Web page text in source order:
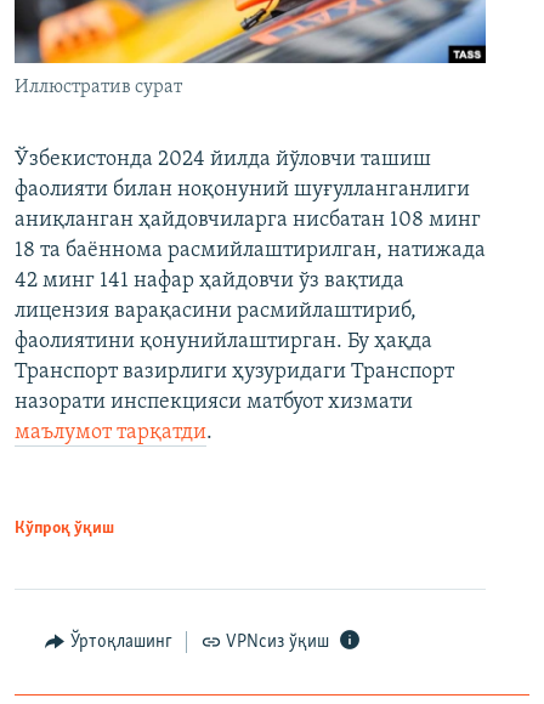
Иллюстратив сурат
Ўзбекистонда 2024 йилда йўловчи ташиш
фаолияти билан ноқонуний шуғулланганлиги
аниқланган ҳайдовчиларга нисбатан 108 минг
18 та баённома расмийлаштирилган, натижада
42 минг 141 нафар ҳайдовчи ўз вақтида
лицензия варақасини расмийлаштириб,
фаолиятини қонунийлаштирган. Бу ҳақда
Транспорт вазирлиги ҳузуридаги Транспорт
назорати инспекцияси матбуот хизмати
маълумот тарқатди.
Кўпроқ ўқиш
Ўртоқлашинг VPNсиз ўқиш